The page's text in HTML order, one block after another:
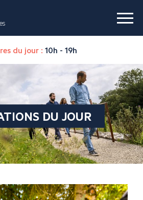
du jour : 10h - 19h
DU JOUR